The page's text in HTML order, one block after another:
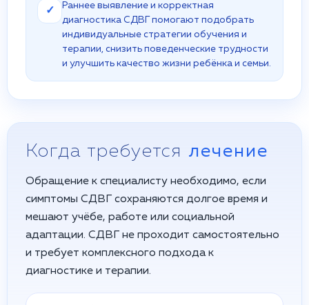
✓
Раннее выявление и корректная
диагностика СДВГ помогают подобрать
индивидуальные стратегии обучения и
терапии, снизить поведенческие трудности
и улучшить качество жизни ребёнка и семьи.
Когда требуется лечение
Обращение к специалисту необходимо, если
симптомы СДВГ сохраняются долгое время и
мешают учёбе, работе или социальной
адаптации. СДВГ не проходит самостоятельно
и требует комплексного подхода к
диагностике и терапии.